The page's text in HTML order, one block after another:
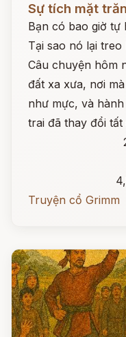
Sự tích mặt
Bạn có bao giờ tự
Tại sao nó lại
Câu chuyện hôm
đất xa xưa, nơi
như mực, và
trai đã thay đổi tất
Truyện cổ Grimm